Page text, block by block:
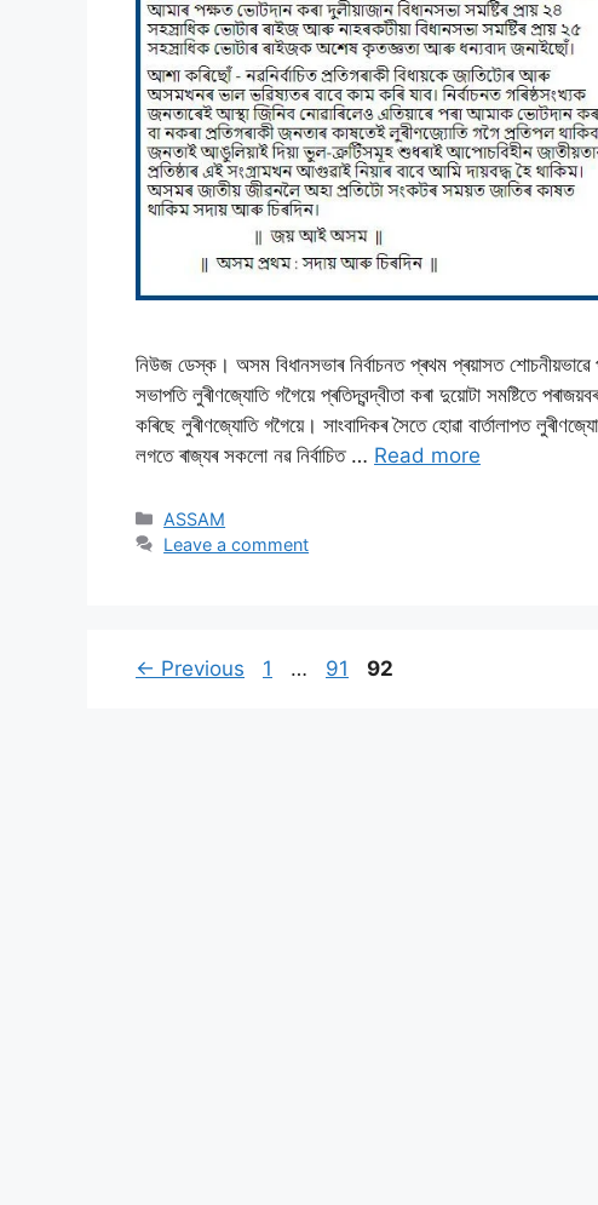
নিউজ ডেস্ক। অসম বিধানসভাৰ নিৰ্বাচনত প্ৰথম প্ৰয়াসত
সভাপতি লুৰীণজ্যােতি গগৈয়ে প্ৰতিদ্বন্দ্বীতা কৰা দুয়ােটা সমষ্টিতে
কৰিছে লুৰীণজ্যােতি গগৈয়ে। সাংবাদিকৰ সৈতে হােৱা বাৰ্তালাপত
লগতে ৰাজ্যৰ সকলাে নৱ নিৰ্বাচিত … Read more
ASSAM
Leave a comment
← Previous 1 … 91 92